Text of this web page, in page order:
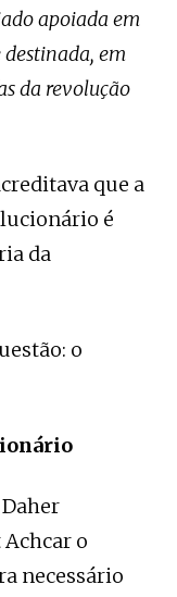
apoiada em
destinada, em
da revolução
que a
é
da
o
o
necessário